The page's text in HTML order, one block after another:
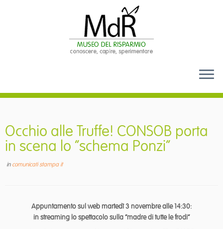
contenuto
Occhio alle Truffe! CONSOB porta
in scena lo “schema Ponzi”
in comunicati stampa it
Appuntamento sul web martedì 3 novembre alle 14:30:
in streaming lo spettacolo sulla “madre di tutte le frodi”